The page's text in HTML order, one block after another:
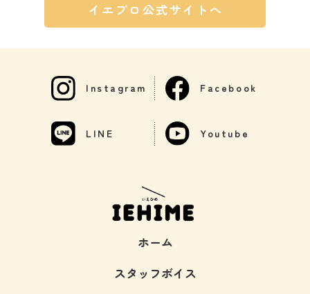
イエプロ公式サイトへ
ホーム
スタッフボイス
Instagram Facebook
LINE Youtube